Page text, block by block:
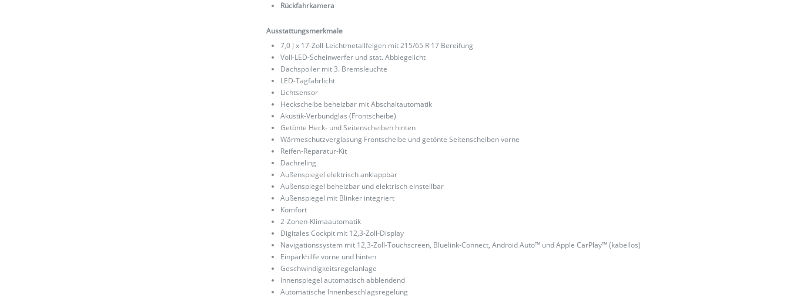
Rückfahrkamera
Ausstattungsmerkmale
7,0 J x 17-Zoll-Leichtmetallfelgen mit 215/65 R 17 Bereifung
Voll-LED-Scheinwerfer und stat. Abbiegelicht
Dachspoiler mit 3. Bremsleuchte
LED-Tagfahrlicht
Lichtsensor
Heckscheibe beheizbar mit Abschaltautomatik
Akustik-Verbundglas (Frontscheibe)
Getönte Heck- und Seitenscheiben hinten
Wärmeschutzverglasung Frontscheibe und getönte Seitenscheiben vorne
Reifen-Reparatur-Kit
Dachreling
Außenspiegel elektrisch anklappbar
Außenspiegel beheizbar und elektrisch einstellbar
Außenspiegel mit Blinker integriert
Komfort
2-Zonen-Klimaautomatik
Digitales Cockpit mit 12,3-Zoll-Display
Navigationssystem mit 12,3-Zoll-Touchscreen, Bluelink-Connect, Android Auto™ und Apple CarPlay™ (kabellos)
Einparkhilfe vorne und hinten
Geschwindigkeitsregelanlage
Innenspiegel automatisch abblendend
Automatische Innenbeschlagsregelung